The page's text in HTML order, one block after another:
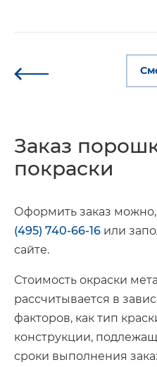
Заказ
покраски
Оформить заказ
(495) 740-66-16 или
сайте.
Стоимость окраски
рассчитывается в
факторов, как тип
конструкции,
сроки выполнения